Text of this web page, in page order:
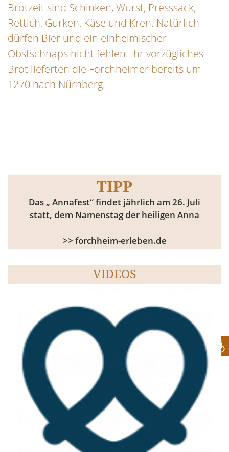
Brotzeit sind Schinken, Wurst, Presssack,
Rettich, Gurken, Käse und Kren. Natürlich
dürfen Bier und ein einheimischer
Obstschnaps nicht fehlen. Ihr vorzügliches
Brot lieferten die Forchheimer bereits um
1270 nach Nürnberg.
TIPP
Das „ Annafest“ findet jährlich am 26. Juli
statt, dem Namenstag der heiligen Anna
>> forchheim-erleben.de
VIDEOS